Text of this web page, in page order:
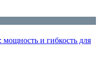
и гибкость для